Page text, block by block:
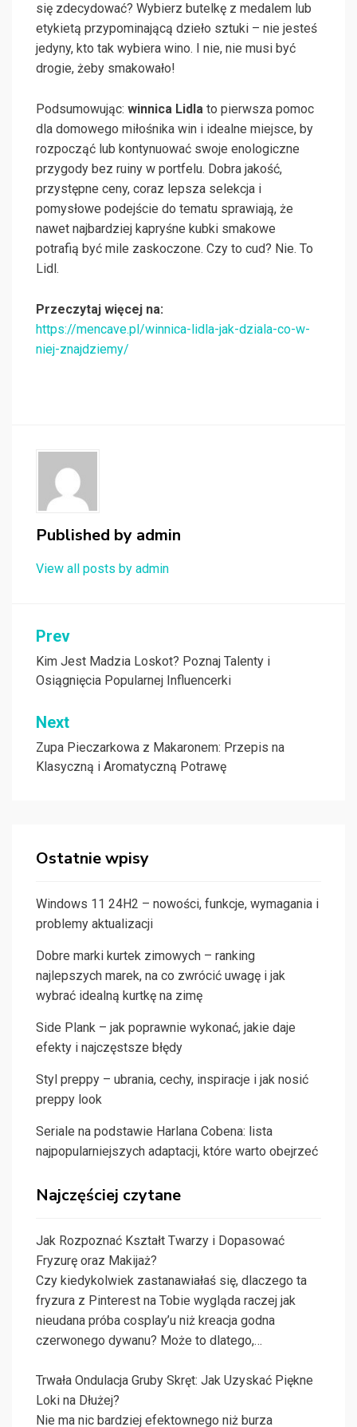
się zdecydować? Wybierz butelkę z medalem lub
etykietą przypominającą dzieło sztuki – nie jesteś
jedyny, kto tak wybiera wino. I nie, nie musi być
drogie, żeby smakowało!
Podsumowując: winnica Lidla to pierwsza pomoc
dla domowego miłośnika win i idealne miejsce, by
rozpocząć lub kontynuować swoje enologiczne
przygody bez ruiny w portfelu. Dobra jakość,
przystępne ceny, coraz lepsza selekcja i
pomysłowe podejście do tematu sprawiają, że
nawet najbardziej kapryśne kubki smakowe
potrafią być mile zaskoczone. Czy to cud? Nie. To
Lidl.
Przeczytaj więcej na:
https://mencave.pl/winnica-lidla-jak-dziala-co-w-
niej-znajdziemy/
Published by admin
View all posts by admin
Nawigacja
wpisu
Prev
Kim Jest Madzia Loskot? Poznaj Talenty i
Osiągnięcia Popularnej Influencerki
Next
Zupa Pieczarkowa z Makaronem: Przepis na
Klasyczną i Aromatyczną Potrawę
Ostatnie wpisy
Windows 11 24H2 – nowości, funkcje, wymagania i
problemy aktualizacji
Dobre marki kurtek zimowych – ranking
najlepszych marek, na co zwrócić uwagę i jak
wybrać idealną kurtkę na zimę
Side Plank – jak poprawnie wykonać, jakie daje
efekty i najczęstsze błędy
Styl preppy – ubrania, cechy, inspiracje i jak nosić
preppy look
Seriale na podstawie Harlana Cobena: lista
najpopularniejszych adaptacji, które warto obejrzeć
Najczęściej czytane
Jak Rozpoznać Kształt Twarzy i Dopasować
Fryzurę oraz Makijaż?
Czy kiedykolwiek zastanawiałaś się, dlaczego ta
fryzura z Pinterest na Tobie wygląda raczej jak
nieudana próba cosplay’u niż kreacja godna
czerwonego dywanu? Może to dlatego,…
Trwała Ondulacja Gruby Skręt: Jak Uzyskać Piękne
Loki na Dłużej?
Nie ma nic bardziej efektownego niż burza